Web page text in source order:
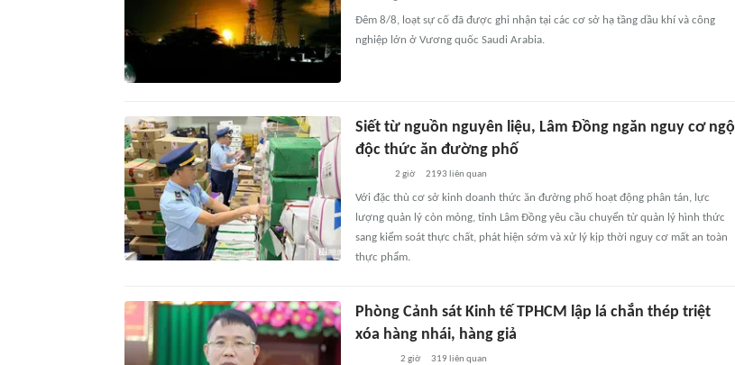
Đêm 8/8, loạt sự cố đã được ghi nhận tại các cơ sở hạ tầng dầu khí và công
nghiệp lớn ở Vương quốc Saudi Arabia.
Siết từ nguồn nguyên liệu, Lâm Đồng ngăn nguy cơ ngộ
độc thức ăn đường phố
2 giờ 2193 liên quan
Với đặc thù cơ sở kinh doanh thức ăn đường phố hoạt động phân tán, lực
lượng quản lý còn mỏng, tỉnh Lâm Đồng yêu cầu chuyển từ quản lý hình thức
sang kiểm soát thực chất, phát hiện sớm và xử lý kịp thời nguy cơ mất an toàn
thực phẩm.
Phòng Cảnh sát Kinh tế TPHCM lập lá chắn thép triệt
xóa hàng nhái, hàng giả
2 giờ 319 liên quan